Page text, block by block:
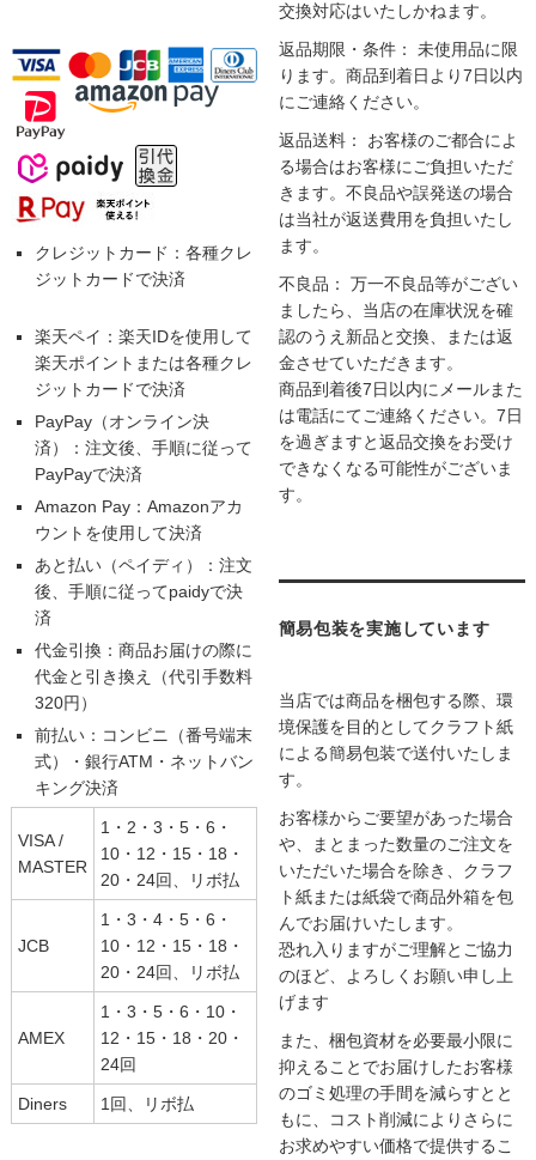
クレジットカード：各種クレ
ジットカードで決済
楽天ペイ：楽天IDを使用して
楽天ポイントまたは各種クレ
ジットカードで決済
PayPay（オンライン決
済）：注文後、手順に従って
PayPayで決済
Amazon Pay：Amazonアカ
ウントを使用して決済
あと払い（ペイディ）：注文
後、手順に従ってpaidyで決
済
代金引換：商品お届けの際に
代金と引き換え（代引手数料
320円）
前払い：コンビニ（番号端末
式）・銀行ATM・ネットバン
キング決済
VISA /
MASTER
1・2・3・5・6・
10・12・15・18・
20・24回、リボ払
JCB
1・3・4・5・6・
10・12・15・18・
20・24回、リボ払
AMEX
1・3・5・6・10・
12・15・18・20・
24回
Diners 1回、リボ払
交換対応はいたしかねます。
返品期限・条件： 未使用品に限
ります。商品到着日より7日以内
にご連絡ください。
返品送料： お客様のご都合によ
る場合はお客様にご負担いただ
きます。不良品や誤発送の場合
は当社が返送費用を負担いたし
ます。
不良品： 万一不良品等がござい
ましたら、当店の在庫状況を確
認のうえ新品と交換、または返
金させていただきます。
商品到着後7日以内にメールまた
は電話にてご連絡ください。7日
を過ぎますと返品交換をお受け
できなくなる可能性がございま
す。
簡易包装を実施しています
当店では商品を梱包する際、環
境保護を目的としてクラフト紙
による簡易包装で送付いたしま
す。
お客様からご要望があった場合
や、まとまった数量のご注文を
いただいた場合を除き、クラフ
ト紙または紙袋で商品外箱を包
んでお届けいたします。
恐れ入りますがご理解とご協力
のほど、よろしくお願い申し上
げます
また、梱包資材を必要最小限に
抑えることでお届けしたお客様
のゴミ処理の手間を減らすとと
もに、コスト削減によりさらに
お求めやすい価格で提供するこ